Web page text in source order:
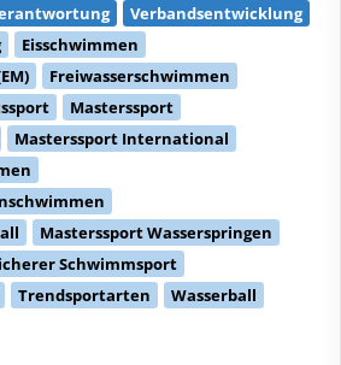
Verbandsentwicklung
Eisschwimmen
Freiwasserschwimmen
Masterssport
Masterssport International
Masterssport Wasserspringen
Schwimmsport
Trendsportarten
Wasserball